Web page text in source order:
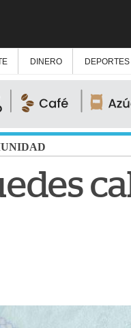
DINERO DEPORTES